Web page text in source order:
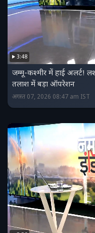
3:48
जम्मू-कश्मीर में हाई अलर्ट!
तलाश में बड़ा ऑपरेशन
अगस्त 07, 2026 08:47 am IST